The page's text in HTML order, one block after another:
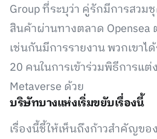
Group ที่ระบุว่า คู่รักมีการสว
สินค้าผ่านทางตลาด Opensea
เช่นกันมีการรายงาน พวกเขา
20 คนในการเข้าร่วมพิธีการแต่
Metaverse ด้วย
บริษัทบางแห่งเริ่มขยับเรื่องนี้
เรื่องนี้ชี้ให้เห็นถึงก้าวสำคัญขอ